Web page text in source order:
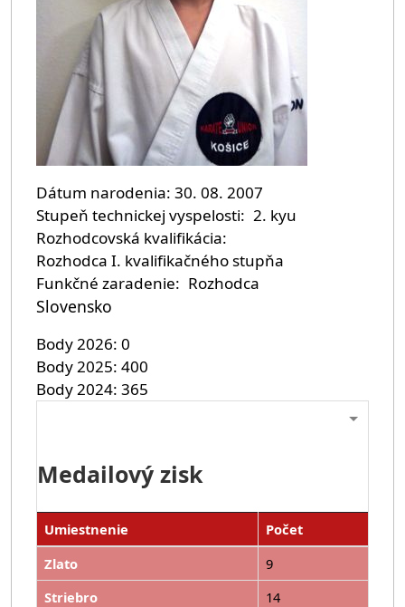
Dátum narodenia 30. 08. 2007
Stupeň technickej vyspelosti
2. kyu
Rozhodcovská kvalifikácia
Rozhodca I. kvalifikačného stupňa
Funkčné zaradenie
Rozhodca
Slovensko
Body 2026 0
Body 2025 400
Body 2024 365
Medailový zisk
Umiestnenie
Počet
Zlato
9
Striebro
14